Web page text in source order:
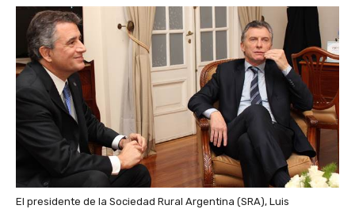
El presidente de la Sociedad Rural Argentina (SRA), Luis